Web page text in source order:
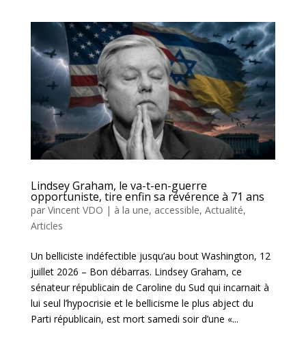
Lindsey Graham, le va-t-en-guerre
opportuniste, tire enfin sa révérence à 71 ans
par Vincent VDO | à la une, accessible, Actualité,
Articles
Un belliciste indéfectible jusqu’au bout Washington, 12
juillet 2026 – Bon débarras. Lindsey Graham, ce
sénateur républicain de Caroline du Sud qui incarnait à
lui seul l’hypocrisie et le bellicisme le plus abject du
Parti républicain, est mort samedi soir d’une «...